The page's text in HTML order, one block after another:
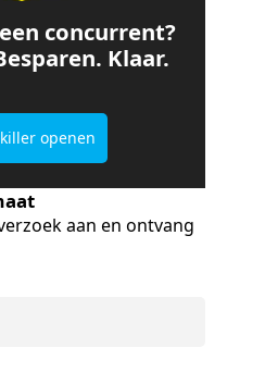
concurrent?
Klaar.
openen
aan en ontvang